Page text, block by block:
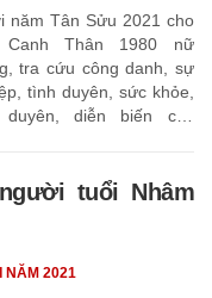
năm Tân Sửu 2021 cho
Canh Thân 1980 nữ
tra cứu công danh, sự
tình duyên, sức khỏe,
diễn biến các
tuổi Nhâm
NĂM 2021